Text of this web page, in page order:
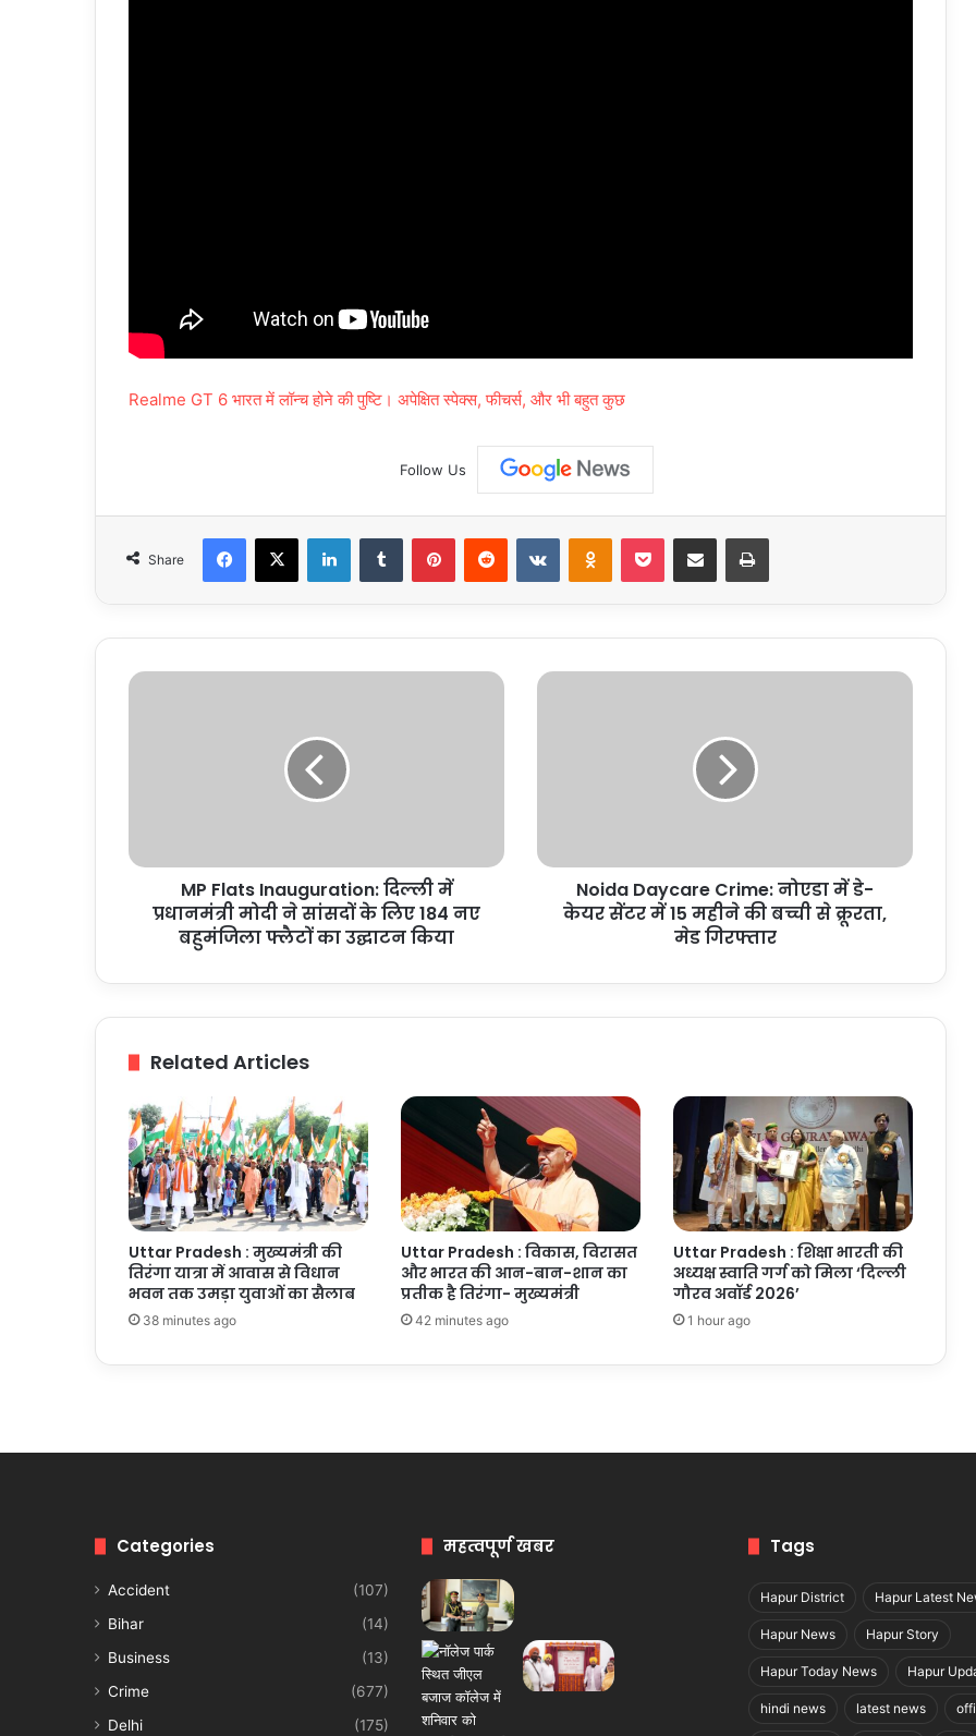
Realme GT 6 भारत में लॉन्च होने की पुष्टि। अपेक्षित स्पेक्स, फीचर्स, और भी बहुत कुछ
Follow Us
Share
Facebook
X LinkedInTumblr PinterestReddit VKontakteOdnoklassniki
Pocket Share via Email Print
MP
सांसदों
बहुमंजिला
किया
MP Flats Inauguration: दिल्ली में
प्रधानमंत्री मोदी ने सांसदों के लिए 184 नए
बहुमंजिला फ्लैटों का उद्घाटन किया
Noida
में
से
Noida Daycare Crime: नोएडा में डे-
केयर सेंटर में 15 महीने की बच्ची से क्रूरता,
मेड गिरफ्तार
Related Articles
Uttar Pradesh : मुख्यमंत्री की
तिरंगा यात्रा में आवास से विधान
भवन तक उमड़ा युवाओं का सैलाब
38 minutes ago
Uttar Pradesh : विकास, विरासत
और भारत की आन-बान-शान का
प्रतीक है तिरंगा- मुख्यमंत्री
42 minutes ago
Uttar Pradesh : शिक्षा भारती की
अध्यक्ष स्वाति गर्ग को मिला ‘दिल्ली
गौरव अवॉर्ड 2026’
1 hour ago
Categories
Accident
(107)
Bihar
(14)
Business
(13)
Crime
(677)
Delhi
(175)
महत्वपूर्ण खबर Tags
Hapur District Hapur Latest
Hapur News Hapur Story
Hapur Today News Hapur
hindi news latest news